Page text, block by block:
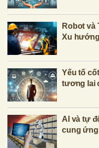
Robot và
Xu
Yếu tố
tương lai
AI và tự
cung ứng